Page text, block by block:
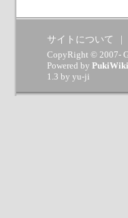
サイトについて
CopyRight © 2007-
Powered by
1.3 by yu-ji